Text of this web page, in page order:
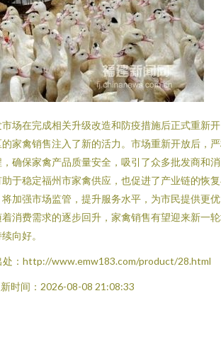
场在完成相关升级改造和防疫措施后正式重新
家禽销售注入了新的活力。市场重新开放后，
确保家禽产品质量安全，吸引了众多批发商和
于稳定福州市家禽供应，也促进了产业链的恢
加强市场监管，提升服务水平，为市民提供更优
消费需求的逐步回升，家禽销售有望迎来新一
向好。
处：http://www.emw183.com/product/28.html
时间：2026-08-08 21:08:33